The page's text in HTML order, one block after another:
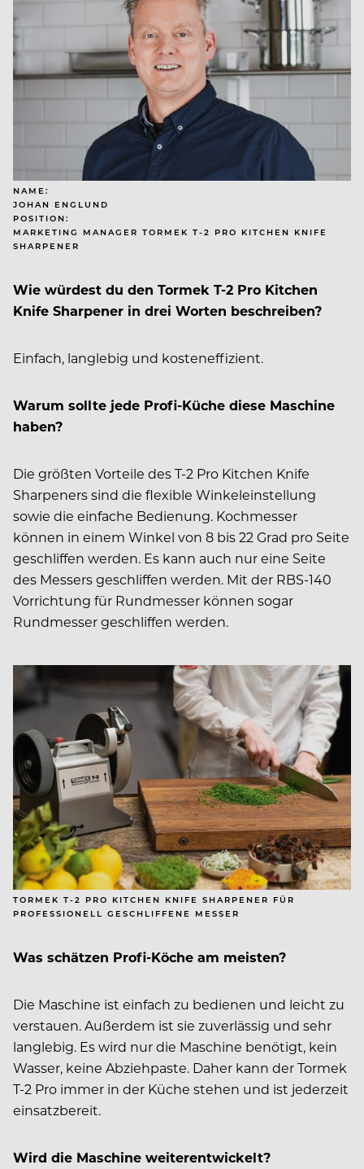
NAME:
JOHAN ENGLUND
POSITION:
MARKETING MANAGER TORMEK T-2 PRO KITCHEN KNIFE
SHARPENER
Wie würdest du den Tormek T-2 Pro Kitchen
Knife Sharpener in drei Worten beschreiben?
Einfach, langlebig und kosteneffizient.
Warum sollte jede Profi-Küche diese Maschine
haben?
Die größten Vorteile des T-2 Pro Kitchen Knife
Sharpe­ners sind die flexible Winkel­einstellung
sowie die einfache Bedienung. Kochmesser
können in einem Winkel von 8 bis 22 Grad pro Seite
geschliffen werden. Es kann auch nur eine Seite
des Messers geschliffen werden. Mit der RBS-140
Vorrichtung für Rundmesser können sogar
Rundmesser geschliffen werden.
TORMEK T-2 PRO KITCHEN KNIFE SHARPENER FÜR
PROFESSIONELL GESCHLIFFENE MESSER
Was schätzen Profi-Köche am meisten?
Die Maschine ist einfach zu bedienen und leicht zu
verstauen. Außerdem ist sie zuverlässig und sehr
langlebig. Es wird nur die Maschine benötigt, kein
Wasser, keine Abziehpaste. Daher kann der Tormek
T-2 Pro immer in der Küche stehen und ist jederzeit
einsatzbereit.
Wird die Maschine weiterentwickelt?